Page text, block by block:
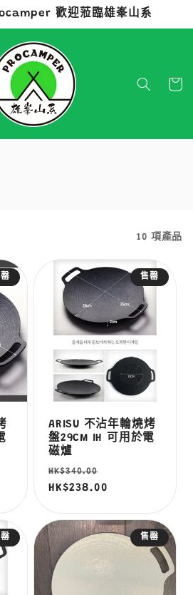
歡迎蒞臨雄峯山系
物
10 項產品
售罄
ARISU 不沾年輪燒烤
盤29CM IH 可用於電
磁爐
定
價
HK$340.00
價
HK$238.00
售罄